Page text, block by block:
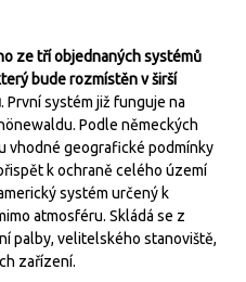
ze tří objednaných systémů
bude rozmístěn v širší
. První systém již funguje na
Podle německých
vhodné geografické podmínky
k ochraně celého území
systém určený k
atmosféru. Skládá se z
palby, velitelského stanoviště,
zařízení.